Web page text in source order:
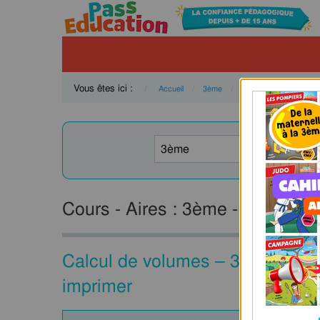
Vous êtes ici : Accueil 3ème Mathématiques
Cours - Aires : 3ème - PDF à
Calcul de volumes – 3ème –
imprimer